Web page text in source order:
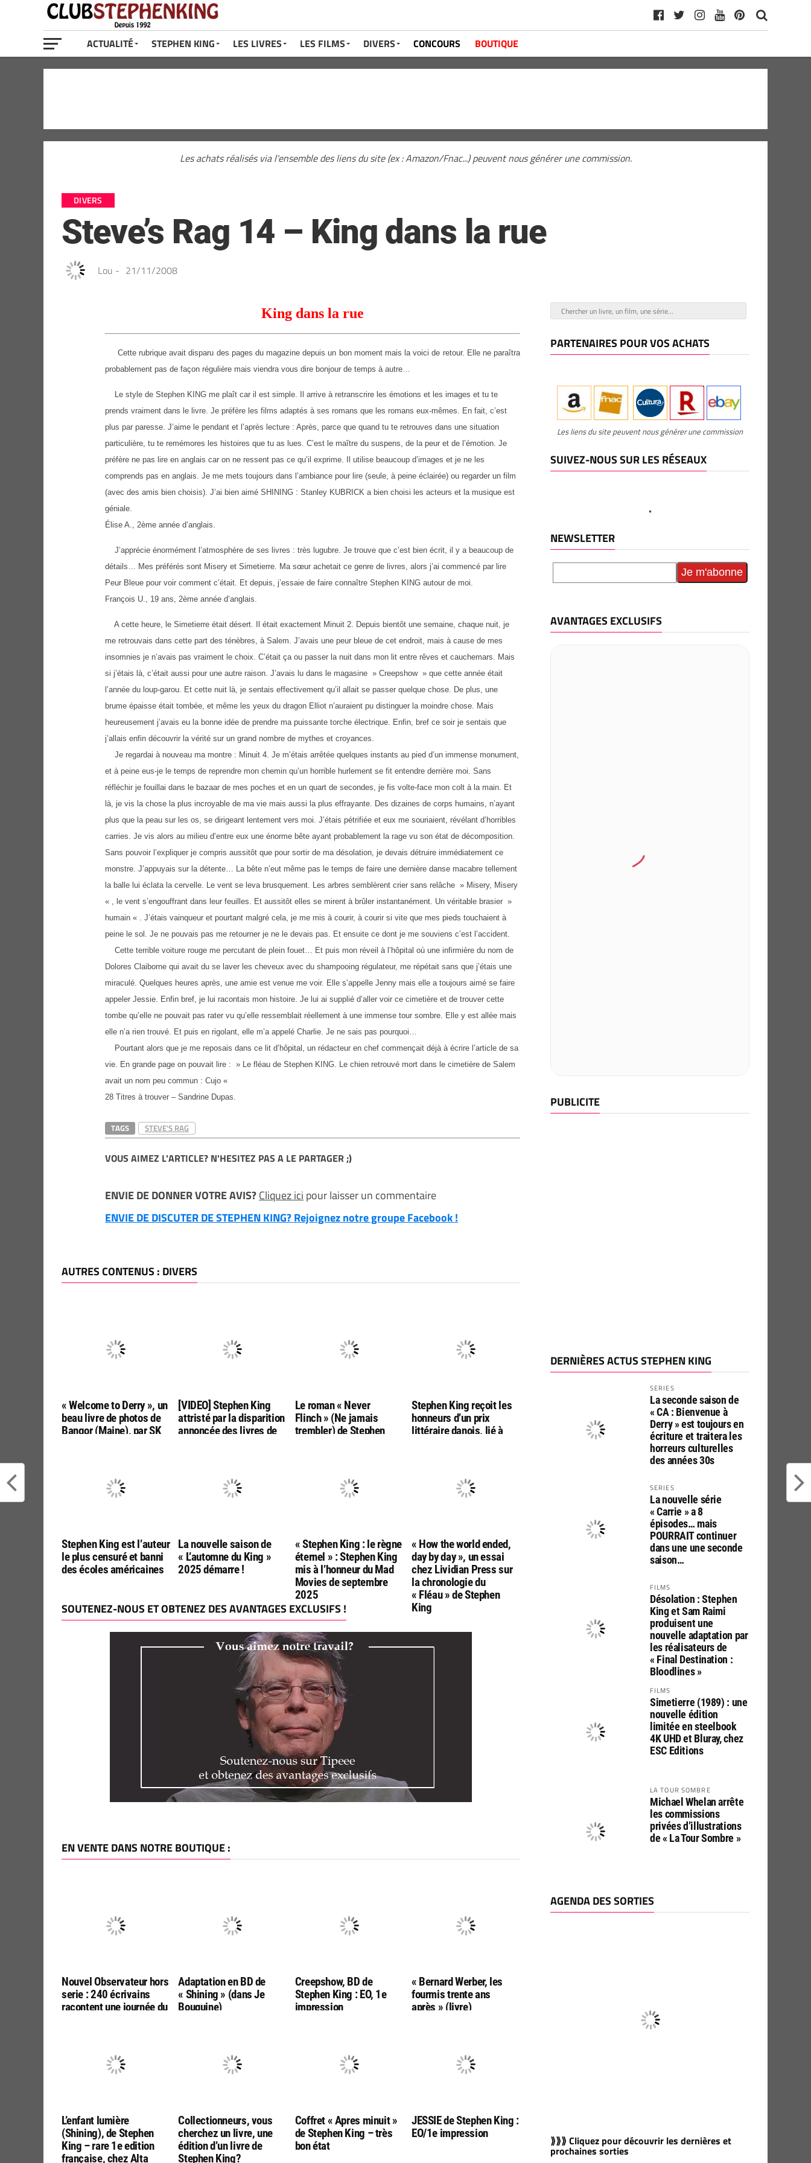
ACTUALITÉ STEPHEN KING LES LIVRES LES FILMS DIVERS CONCOURS BOUTIQUE
Les achats réalisés via l'ensemble des liens du site (ex : Amazon/Fnac...) peuvent nous générer une commission.
DIVERS
Steve’s Rag 14 – King dans la rue
Lou - 21/11/2008
King dans la rue
Cette rubrique avait disparu des pages du magazine depuis un bon moment mais la voici de retour. Elle ne paraîtra
probablement pas de façon régulière mais viendra vous dire bonjour de temps à autre…
Le style de Stephen KING me plaît car il est simple. Il arrive à retranscrire les émotions et les images et tu te
prends vraiment dans le livre. Je préfère les films adaptés à ses romans que les romans eux-mêmes. En fait, c’est
plus par paresse. J’aime le pendant et l’après lecture : Après, parce que quand tu te retrouves dans une situation
particulière, tu te remémores les histoires que tu as lues. C’est le maître du suspens, de la peur et de l’émotion. Je
préfère ne pas lire en anglais car on ne ressent pas ce qu’il exprime. Il utilise beaucoup d’images et je ne les
comprends pas en anglais. Je me mets toujours dans l’ambiance pour lire (seule, à peine éclairée) ou regarder un film
(avec des amis bien choisis). J’ai bien aimé SHINING : Stanley KUBRICK a bien choisi les acteurs et la musique est
géniale.
Élise A., 2ème année d’anglais.
J’apprécie énormément l’atmosphère de ses livres : très lugubre. Je trouve que c’est bien écrit, il y a beaucoup de
détails… Mes préférés sont Misery et Simetierre. Ma sœur achetait ce genre de livres, alors j’ai commencé par lire
Peur Bleue pour voir comment c’était. Et depuis, j’essaie de faire connaître Stephen KING autour de moi.
François U., 19 ans, 2ème année d’anglais.
A cette heure, le Simetierre était désert. Il était exactement Minuit 2. Depuis bientôt une semaine, chaque nuit, je
me retrouvais dans cette part des ténèbres, à Salem. J’avais une peur bleue de cet endroit, mais à cause de mes
insomnies je n’avais pas vraiment le choix. C’était ça ou passer la nuit dans mon lit entre rêves et cauchemars. Mais
si j’étais là, c’était aussi pour une autre raison. J’avais lu dans le magasine » Creepshow » que cette année était
l’année du loup-garou. Et cette nuit là, je sentais effectivement qu’il allait se passer quelque chose. De plus, une
brume épaisse était tombée, et même les yeux du dragon Elliot n’auraient pu distinguer la moindre chose. Mais
heureusement j’avais eu la bonne idée de prendre ma puissante torche électrique. Enfin, bref ce soir je sentais que
j’allais enfin découvrir la vérité sur un grand nombre de mythes et croyances.
Je regardai à nouveau ma montre : Minuit 4. Je m’étais arrêtée quelques instants au pied d’un immense monument,
et à peine eus-je le temps de reprendre mon chemin qu’un horrible hurlement se fit entendre derrière moi. Sans
réfléchir je fouillai dans le bazaar de mes poches et en un quart de secondes, je fis volte-face mon colt à la main. Et
là, je vis la chose la plus incroyable de ma vie mais aussi la plus effrayante. Des dizaines de corps humains, n’ayant
plus que la peau sur les os, se dirigeant lentement vers moi. J’étais pétrifiée et eux me souriaient, révélant d’horribles
carries. Je vis alors au milieu d’entre eux une énorme bête ayant probablement la rage vu son état de décomposition.
Sans pouvoir l’expliquer je compris aussitôt que pour sortir de ma désolation, je devais détruire immédiatement ce
monstre. J’appuyais sur la détente… La bête n’eut même pas le temps de faire une dernière danse macabre tellement
la balle lui éclata la cervelle. Le vent se leva brusquement. Les arbres semblèrent crier sans relâche » Misery, Misery
« , le vent s’engouffrant dans leur feuilles. Et aussitôt elles se mirent à brûler instantanément. Un véritable brasier »
humain « . J’étais vainqueur et pourtant malgré cela, je me mis à courir, à courir si vite que mes pieds touchaient à
peine le sol. Je ne pouvais pas me retourner je ne le devais pas. Et ensuite ce dont je me souviens c’est l’accident.
Cette terrible voiture rouge me percutant de plein fouet… Et puis mon réveil à l’hôpital où une infirmière du nom de
Dolores Claiborne qui avait du se laver les cheveux avec du shampooing régulateur, me répétait sans que j’étais une
miraculé. Quelques heures après, une amie est venue me voir. Elle s’appelle Jenny mais elle a toujours aimé se faire
appeler Jessie. Enfin bref, je lui racontais mon histoire. Je lui ai supplié d’aller voir ce cimetière et de trouver cette
tombe qu’elle ne pouvait pas rater vu qu’elle ressemblait réellement à une immense tour sombre. Elle y est allée mais
elle n’a rien trouvé. Et puis en rigolant, elle m’a appelé Charlie. Je ne sais pas pourquoi…
Pourtant alors que je me reposais dans ce lit d’hôpital, un rédacteur en chef commençait déjà à écrire l’article de sa
vie. En grande page on pouvait lire : » Le fléau de Stephen KING. Le chien retrouvé mort dans le cimetière de Salem
avait un nom peu commun : Cujo «
28 Titres à trouver – Sandrine Dupas.
TAGS STEVE'S RAG
VOUS AIMEZ L'ARTICLE? N'HESITEZ PAS A LE PARTAGER ;)
ENVIE DE DONNER VOTRE AVIS?Cliquez ici pour laisser un commentaire
ENVIE DE DISCUTER DE STEPHEN KING? Rejoignez notre groupe Facebook !
AUTRES CONTENUS : DIVERS
« Welcome to Derry », un
beau livre de photos de
Bangor (Maine), par SK
[VIDEO] Stephen King
attristé par la disparition
annoncée des livres de
Le roman « Never
Flinch » (Ne jamais
trembler) de Stephen
Stephen King reçoit les
honneurs d’un prix
littéraire danois, lié à
Stephen King est l’auteur
le plus censuré et banni
des écoles américaines
La nouvelle saison de
« L’automne du King »
2025 démarre !
« Stephen King : le règne
éternel » : Stephen King
mis à l’honneur du Mad
Movies de septembre
2025
« How the world ended,
day by day », un essai
chez Lividian Press sur
la chronologie du
« Fléau » de Stephen
King
SOUTENEZ-NOUS ET OBTENEZ DES AVANTAGES EXCLUSIFS !
EN VENTE DANS NOTRE BOUTIQUE :
Nouvel Observateur hors
serie : 240 écrivains
racontent une journée du
Adaptation en BD de
« Shining » (dans Je
Bouquine)
Creepshow, BD de
Stephen King : EO, 1e
impression
« Bernard Werber, les
fourmis trente ans
après » (livre)
L’enfant lumière
(Shining), de Stephen
King – rare 1e edition
française, chez Alta
Collectionneurs, vous
cherchez un livre, une
édition d’un livre de
Stephen King?
Coffret « Apres minuit »
de Stephen King – très
bon état
JESSIE de Stephen King :
EO/1e impression
PARTENAIRES POUR VOS ACHATS
Les liens du site peuvent nous générer une commission
SUIVEZ-NOUS SUR LES RÉSEAUX
NEWSLETTER
AVANTAGES EXCLUSIFS
PUBLICITE
DERNIÈRES ACTUS STEPHEN KING
SERIES
La seconde saison de
« CA : Bienvenue à
Derry » est toujours en
écriture et traitera les
horreurs culturelles
des années 30s
SERIES
La nouvelle série
« Carrie » a 8
épisodes… mais
POURRAIT continuer
dans une une seconde
saison…
FILMS
Désolation : Stephen
King et Sam Raimi
produisent une
nouvelle adaptation par
les réalisateurs de
« Final Destination :
Bloodlines »
FILMS
Simetierre (1989) : une
nouvelle édition
limitée en steelbook
4K UHD et Bluray, chez
ESC Editions
LA TOUR SOMBRE
Michael Whelan arrête
les commissions
privées d’illustrations
de « La Tour Sombre »
AGENDA DES SORTIES
⟫⟫⟫ Cliquez pour découvrir les dernières et
prochaines sorties